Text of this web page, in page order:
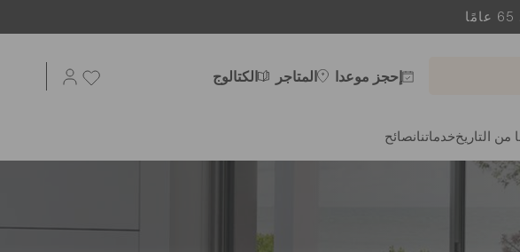
إحجز موعدا المتاجر الكتالوج
خدماتنا نصائح